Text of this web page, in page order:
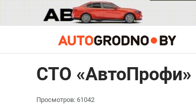
СТО «АвтоПрофи»
Просмотров: 61042